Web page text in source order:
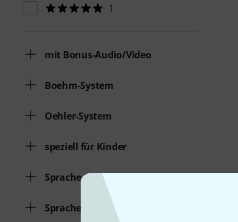
1
mit Bonus-Audio/Video
Boehm-System
Oehler-System
speziell für Kinder
Sprache Deutsch
Sprache Englisch